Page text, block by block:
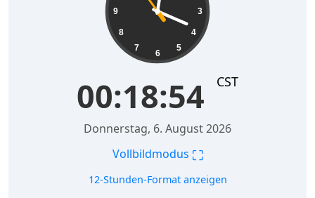
3
4
5
6
7
8
9
00:18:56 CST
Donnerstag, 6. August 2026
Vollbildmodus ⛶
12-Stunden-Format anzeigen